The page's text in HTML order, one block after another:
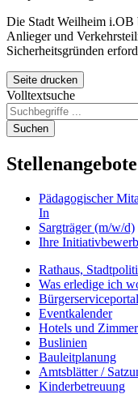
Die Stadt Weilheim i.OB
Anlieger und
Sicherheitsgründen
Seite drucken
Volltextsuche
Suchen
Stellenangebote
Pädagogischer
In
Sargträger (m/w/d)
Ihre
Rathaus,
Was erledige ich
Bürgerserviceportal
Eventkalender
Hotels und Zimmer
Buslinien
Bauleitplanung
Amtsblätter /
Kinderbetreuung